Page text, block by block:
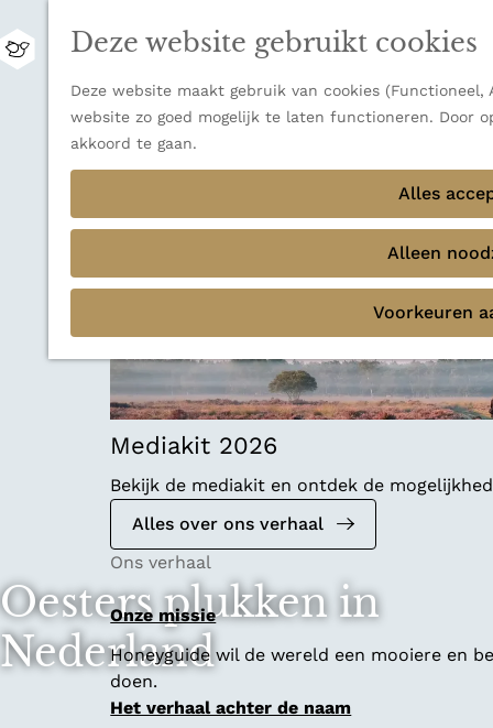
Deze website gebruikt cookies
Deze website maakt gebruik van cookies
website zo goed mogelijk te laten functioneren. Door
akkoord te gaan.
Alles
Alleen
Voorkeuren
M
n
u
bestemming voor wie houdt van natuur,
Sluiten
Thema's
Verborgen parels
Terug Ons verhaal
Mediakit 2026
Bekijk de mediakit en ontdek de
Alles over ons verhaal
Ons verhaal
Onze missie
Honeyguide wil de wereld een mooiere en
doen.
Het verhaal achter de naam
Oesters plukken in
Nederland